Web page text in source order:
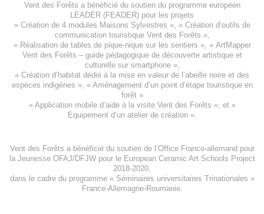
Vent des Forêts a bénéficié du soutien du programme européen
LEADER (FEADER) pour les projets
« Création de 4 modules Maisons Sylvestres », « Création d’outils de
communication touristique Vent des Forêts »,
« Réalisation de tables de pique-nique sur les sentiers », « ArtMapper
Vent des Forêts – guide pédagogique de découverte artistique et
culturelle sur smartphone »,
« Création d’habitat dédié à la mise en valeur de l’abeille noire et des
espèces indigènes », « Aménagement d’un point d’étape touristique en
forêt»
« Application mobile d’aide à la visite Vent des Forêts », et «
Equipement d’un atelier de création».
Vent des Forêts a bénéficié du soutien de l’Office Franco-allemand pour
la Jeunesse OFAJ/DFJWpour leEuropean Ceramic Art Schools Project
2018-2020,
dans le cadre du programme « Séminaires universitaires Trinationales »
France-Allemagne-Roumanie.